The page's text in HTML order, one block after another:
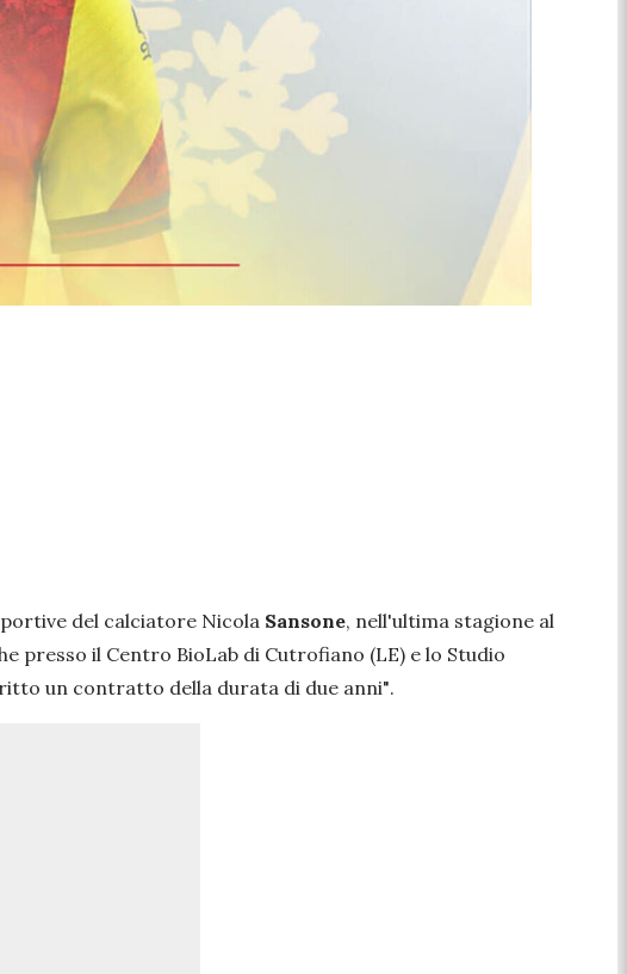
del calciatore Nicola Sansone, nell'ultima stagione al
presso il Centro BioLab di Cutrofiano (LE) e lo Studio
un contratto della durata di due anni".